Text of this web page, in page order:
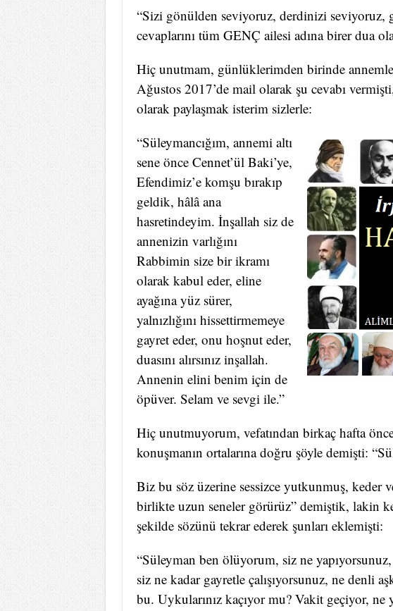
“Sizi gönülden seviyoruz, derdinizi seviyoruz,
cevaplarını tüm GENÇ ailesi adına birer dua
Hiç unutmam, günlüklerimden birinde annemle
Ağustos 2017’de mail olarak şu cevabı
olarak paylaşmak isterim sizlerle:
“Süleymancığım, annemi altı
sene önce Cennet’ül Baki’ye,
Efendimiz’e komşu bırakıp
geldik, hâlâ ana
hasretindeyim. İnşallah siz de
annenizin varlığını
Rabbimin size bir ikramı
olarak kabul eder, eline
ayağına yüz sürer,
yalnızlığını hissettirmemeye
gayret eder, onu hoşnut eder,
duasını alırsınız inşallah.
Annenin elini benim için de
öpüver. Selam ve sevgi ile.”
Hiç unutmuyorum, vefatından birkaç hafta
konuşmanın ortalarına doğru şöyle demişti:
Biz bu söz üzerine sessizce yutkunmuş, keder
birlikte uzun seneler görürüz” demiştik, lakin
şekilde sözünü tekrar ederek şunları eklemişti:
“Süleyman ben ölüyorum, siz ne
siz ne kadar gayretle çalışıyorsunuz, ne denli
bu. Uykularınız kaçıyor mu? Vakit geçiyor, ne